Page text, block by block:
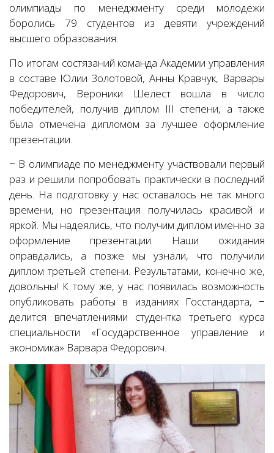
олимпиады по менеджменту среди молодежи
боролись 79 студентов из девяти учреждений
высшего образования.
По итогам состязаний команда Академии управления
в составе Юлии Золотовой, Анны Кравчук, Варвары
Федорович, Вероники Шелест вошла в число
победителей, получив диплом III степени, а также
была отмечена дипломом за лучшее оформление
презентации.
− В олимпиаде по менеджменту участвовали первый
раз и решили попробовать практически в последний
день. На подготовку у нас оставалось не так много
времени, но презентация получилась красивой и
яркой. Мы надеялись, что получим диплом именно за
оформление презентации. Наши ожидания
оправдались, а позже мы узнали, что получили
диплом третьей степени. Результатами, конечно же,
довольны! К тому же, у нас появилась возможность
опубликовать работы в изданиях Госстандарта, −
делится впечатлениями студентка третьего курса
специальности «Государственное управление и
экономика» Варвара Федорович.